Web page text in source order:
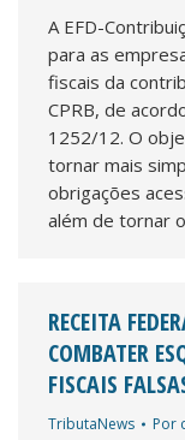
A EFD-
para as
fiscais da
CPRB, de
1252/12. O
tornar mais
obrigações
além de tornar
RECEITA
COMBATER
FISCAIS
TributaNews Por